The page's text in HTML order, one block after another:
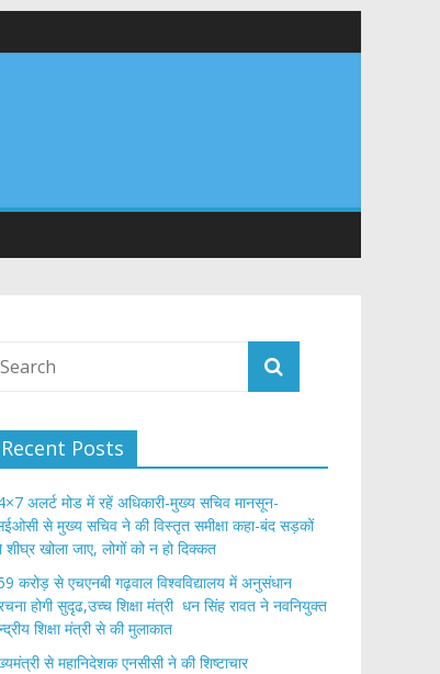
खोला जाए, लोगों को न हो दिक्कत
Recent Posts
अलर्ट मोड में रहें अधिकारी-मुख्य सचिव मानसून-
से मुख्य सचिव ने की विस्तृत समीक्षा कहा-बंद सड़कों
शीघ्र खोला जाए, लोगों को न हो दिक्कत
करोड़ से एचएनबी गढ़वाल विश्वविद्यालय में अनुसंधान
होगी सुदृढ,उच्च शिक्षा मंत्री धन सिंह रावत ने नवनियुक्त
शिक्षा मंत्री से की मुलाकात
से महानिदेशक एनसीसी ने की शिष्टाचार